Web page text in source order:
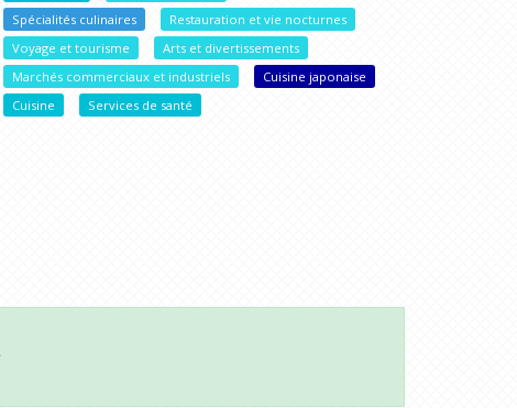
Spécialités culinaires
Restauration et vie nocturnes
Voyage et tourisme
Arts et divertissements
Marchés commerciaux et industriels
Cuisine japonaise
Cuisine
Services de santé